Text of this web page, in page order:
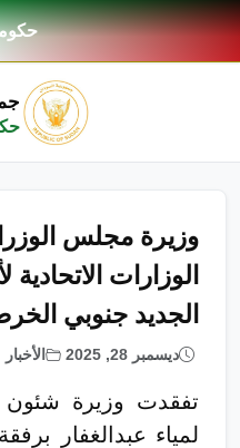
وزيرة مجلس
الوزارات
الجديد جنوبي
ديسمبر 28, 2025 الأخبار
تفقدت وزيرة شئون
لمياء عبدالغفار